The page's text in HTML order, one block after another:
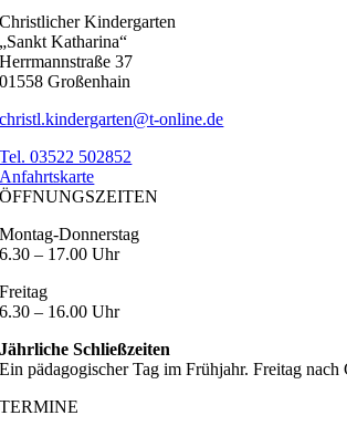
Christlicher Kindergarten
„Sankt Katharina“
Herrmannstraße 37
01558 Großenhain
christl.kindergarten@t-online.de
Tel. 03522 502852
Anfahrtskarte
ÖFFNUNGSZEITEN
Montag-Donnerstag
6.30 – 17.00 Uhr
Freitag
6.30 – 16.00 Uhr
Jährliche Schließzeiten
Ein pädagogischer Tag im Frühjahr. Freitag
TERMINE